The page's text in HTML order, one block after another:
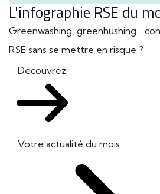
L'infographie RSE du
Greenwashing, greenhushing…
RSE sans se mettre en risque ?
Découvrez
Votre actualité du mois